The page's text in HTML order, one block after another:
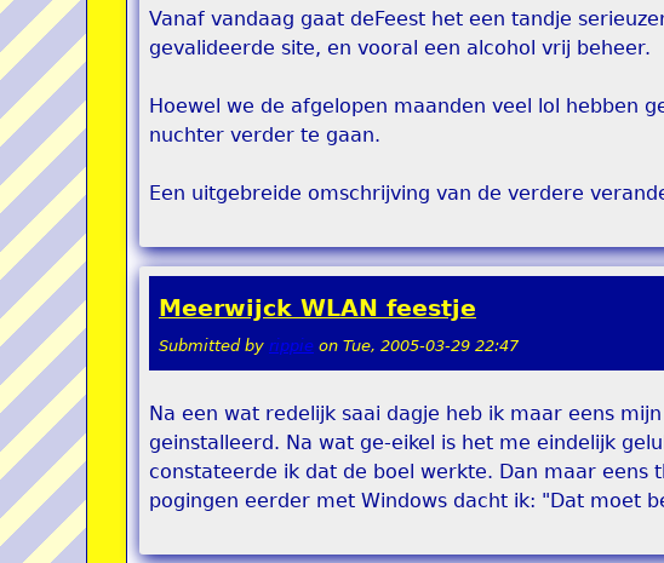
Vanaf vandaag gaat deFeest het een tandje
gevalideerde site, en vooral een alcohol vrij beheer.
Hoewel we de afgelopen maanden veel lol hebben
nuchter verder te gaan.
Een uitgebreide omschrijving van de verdere
Meerwijck WLAN feestje
Submitted by rippie on Tue, 2005-03-29 22:47
Na een wat redelijk saai dagje heb ik maar eens
geinstalleerd. Na wat ge-eikel is het me eindelijk
constateerde ik dat de boel werkte. Dan maar eens
pogingen eerder met Windows dacht ik: "Dat moet